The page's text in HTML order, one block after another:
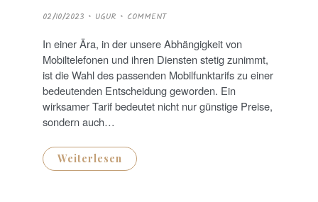
P
O
T
E
D
O
N
02/10/2023 UGUR COMMENT
In einer Ära, in der unsere Abhängigkeit von
Mobiltelefonen und ihren Diensten stetig zunimmt,
ist die Wahl des passenden Mobilfunktarifs zu einer
bedeutenden Entscheidung geworden. Ein
wirksamer Tarif bedeutet nicht nur günstige Preise,
sondern auch…
Weiterlesen